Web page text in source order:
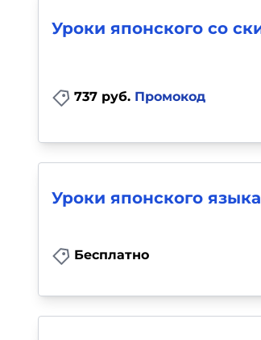
Уроки японского со
737 руб. Промокод
Уроки японского языка
Бесплатно